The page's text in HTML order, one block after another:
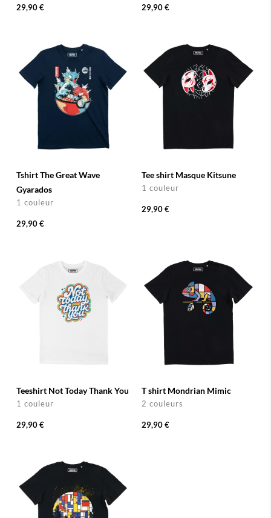
29,90 € 29,90 €
Tshirt The Great Wave
Gyarados
1 couleur
29,90 €
Tee shirt Masque Kitsune
1 couleur
29,90 €
Teeshirt Not Today Thank You
1 couleur
29,90 €
T shirt Mondrian Mimic
2 couleurs
29,90 €